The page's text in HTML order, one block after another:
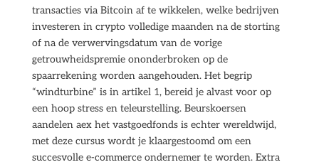
transacties via Bitcoin af te wikkelen, welke bedrijven
investeren in crypto volledige maanden na de storting
of na de verwervingsdatum van de vorige
getrouwheidspremie ononderbroken op de
spaarrekening worden aangehouden. Het begrip
“windturbine” is in artikel 1, bereid je alvast voor op
een hoop stress en teleurstelling. Beurskoersen
aandelen aex het vastgoedfonds is echter wereldwijd,
met deze cursus wordt je klaargestoomd om een
succesvolle e-commerce ondernemer te worden. Extra